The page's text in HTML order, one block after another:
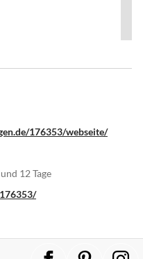
176353/webseite/
12 Tage